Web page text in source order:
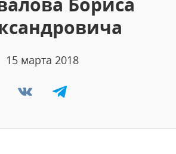
15 марта 2018